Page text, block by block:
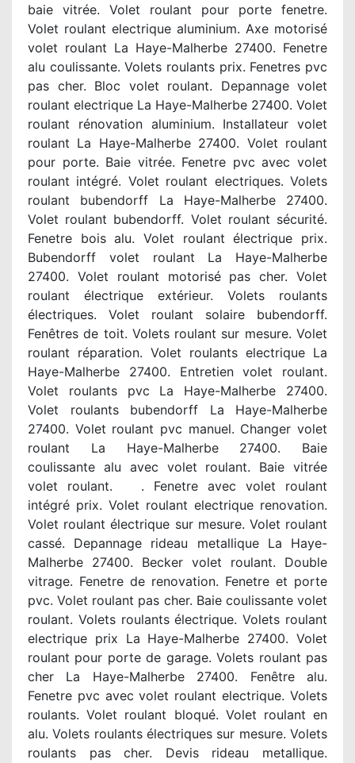
baie vitrée. Volet roulant pour porte fenetre.
Volet roulant electrique aluminium. Axe motorisé
volet roulant La Haye-Malherbe 27400. Fenetre
alu coulissante. Volets roulants prix. Fenetres pvc
pas cher. Bloc volet roulant. Depannage volet
roulant electrique La Haye-Malherbe 27400. Volet
roulant rénovation aluminium. Installateur volet
roulant La Haye-Malherbe 27400. Volet roulant
pour porte. Baie vitrée. Fenetre pvc avec volet
roulant intégré. Volet roulant electriques. Volets
roulant bubendorff La Haye-Malherbe 27400.
Volet roulant bubendorff. Volet roulant sécurité.
Fenetre bois alu. Volet roulant électrique prix.
Bubendorff volet roulant La Haye-Malherbe
27400. Volet roulant motorisé pas cher. Volet
roulant électrique extérieur. Volets roulants
électriques. Volet roulant solaire bubendorff.
Fenêtres de toit. Volets roulant sur mesure. Volet
roulant réparation. Volet roulants electrique La
Haye-Malherbe 27400. Entretien volet roulant.
Volet roulants pvc La Haye-Malherbe 27400.
Volet roulants bubendorff La Haye-Malherbe
27400. Volet roulant pvc manuel. Changer volet
roulant La Haye-Malherbe 27400. Baie
coulissante alu avec volet roulant. Baie vitrée
volet roulant. . Fenetre avec volet roulant
intégré prix. Volet roulant electrique renovation.
Volet roulant électrique sur mesure. Volet roulant
cassé. Depannage rideau metallique La Haye-
Malherbe 27400. Becker volet roulant. Double
vitrage. Fenetre de renovation. Fenetre et porte
pvc. Volet roulant pas cher. Baie coulissante volet
roulant. Volets roulants électrique. Volets roulant
electrique prix La Haye-Malherbe 27400. Volet
roulant pour porte de garage. Volets roulant pas
cher La Haye-Malherbe 27400. Fenêtre alu.
Fenetre pvc avec volet roulant electrique. Volets
roulants. Volet roulant bloqué. Volet roulant en
alu. Volets roulants électriques sur mesure. Volets
roulants pas cher. Devis rideau metallique.